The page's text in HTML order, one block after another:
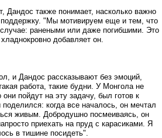
Дандос также понимает, насколько важно
поддержку. "Мы мотивируем еще и тем, что
ранеными или даже погибшими. Это
добавляет он.
и Дандос рассказывают без эмоций,
работа, такие будни. У Монгола не
пойдут на эту задачу, был готов к
когда все началось, он мечтал
живым. Добродушно посмеиваясь, он
приехать на пруд с карасиками. Я
в тишине посидеть".